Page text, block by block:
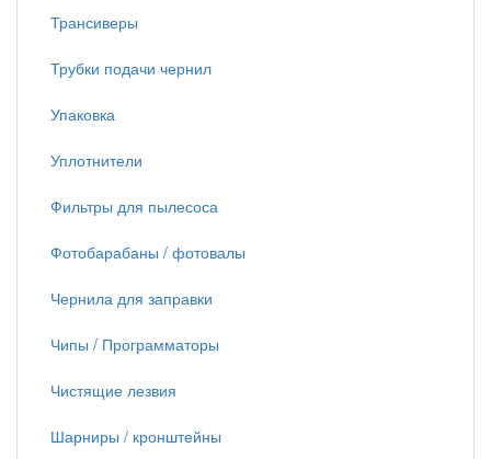
Трансиверы
Трубки подачи чернил
Упаковка
Уплотнители
Фильтры для пылесоса
Фотобарабаны / фотовалы
Чернила для заправки
Чипы / Программаторы
Чистящие лезвия
Шарниры / кронштейны